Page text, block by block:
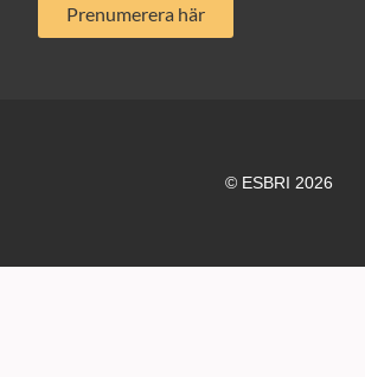
Prenumerera här
© ESBRI 2026